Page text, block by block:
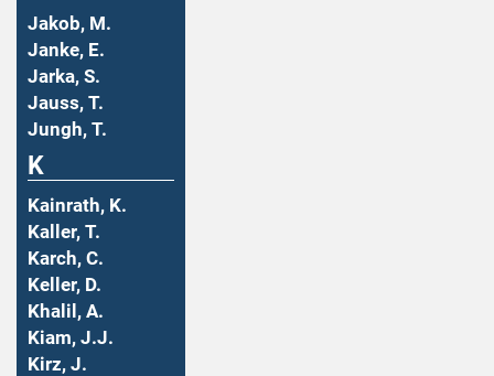
Jakob, M.
Janke, E.
Jarka, S.
Jauss, T.
Jungh, T.
K
Kainrath, K.
Kaller, T.
Karch, C.
Keller, D.
Khalil, A.
Kiam, J.J.
Kirz, J.